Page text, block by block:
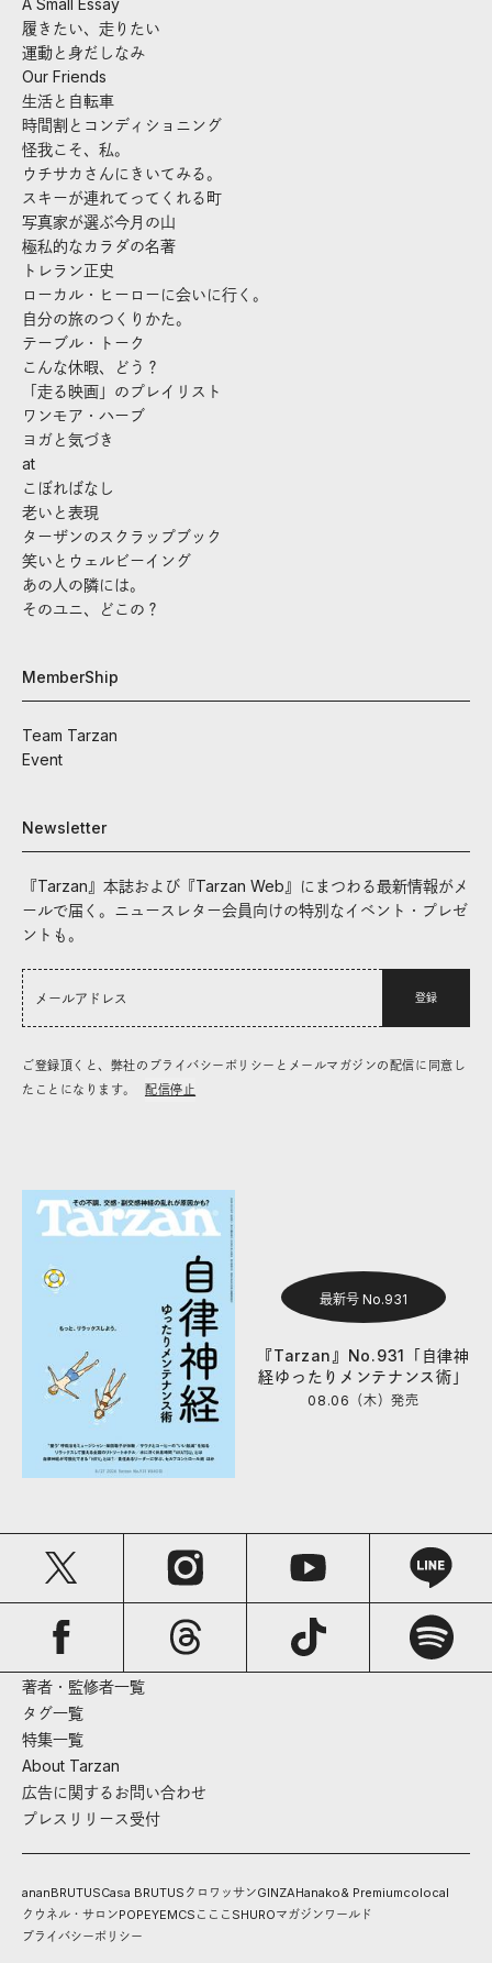
履きたい、走りたい
運動と身だしなみ
Our Friends
生活と自転車
時間割とコンディショニング
怪我こそ、私。
ウチサカさんにきいてみる。
スキーが連れてってくれる町
写真家が選ぶ今月の山
極私的なカラダの名著
トレラン正史
ローカル・ヒーローに会いに行く。
自分の旅のつくりかた。
テーブル・トーク
こんな休暇、どう？
「走る映画」のプレイリスト
ワンモア・ハーブ
ヨガと気づき
at
こぼればなし
老いと表現
ターザンのスクラップブック
笑いとウェルビーイング
あの人の隣には。
そのユニ、どこの？
MemberShip
Team Tarzan
Event
Newsletter
『Tarzan』本誌および『Tarzan Web』にまつわる最新情報がメ
ールで届く。ニュースレター会員向けの特別なイベント・プレゼ
ントも。
登録
ご登録頂くと、弊社のプライバシーポリシーとメールマガジンの配信に同意し
たことになります。
配信停止
最新号 No.931
『Tarzan』No.931「自律神
経ゆったりメンテナンス術」
08.06（木）発売
著者・監修者一覧
タグ一覧
特集一覧
About Tarzan
広告に関するお問い合わせ
プレスリリース受付
ananBRUTUSCasa BRUTUS クロワッサンGINZAHanako& Premiumcolocal
クウネル・サロンPOPEYEMCS こここ SHUROマガジンワールド
プライバシーポリシー